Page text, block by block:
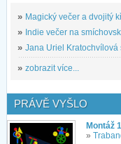
» Magický večer a dvojitý
» Indie večer na
» Jana Uriel
» zobrazit více...
PRÁVĚ VYŠLO
Montáž
»